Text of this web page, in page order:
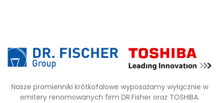
Nasze promienniki krótkofalowe wyposażamy wyłącznie w
emitery renomowanych firm DR.Fisher oraz TOSHIBA.